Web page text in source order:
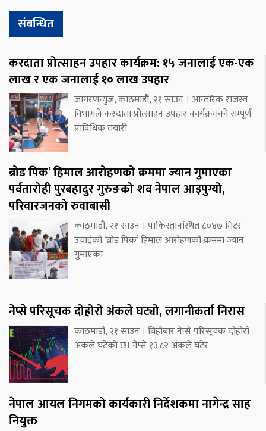
संबन्धित
करदाता प्रोत्साहन उपहार कार्यक्रम: १५ जनालाई एक-एक
लाख र एक जनालाई १० लाख उपहार
जागरणन्युज, काठमाडौं, २१ साउन । आन्तरिक राजस्व
विभागले करदाता प्रोत्साहन उपहार कार्यक्रमको सम्पूर्ण
प्राविधिक तयारी
ब्रोड पिक’ हिमाल आरोहणको क्रममा ज्यान गुमाएका
पर्वतारोही पुरबहादुर गुरुङको शव नेपाल आइपुग्यो,
परिवारजनको रुवाबासी
काठमाडौं, २१ साउन । पाकिस्तानस्थित ८०४७ मिटर
उचाईको ‘ब्रोड पिक’ हिमाल आरोहणको क्रममा ज्यान
गुमाएका
नेप्से परिसूचक दोहोरो अंकले घट्यो, लगानीकर्ता निरास
काठमाडौं, २१ साउन । बिहीबार नेप्से परिसूचक दोहोरो
अंकले घटेको छ। नेप्से १३.८२ अंकले घटेर
नेपाल आयल निगमको कार्यकारी निर्देशकमा नागेन्द्र साह
नियुक्त